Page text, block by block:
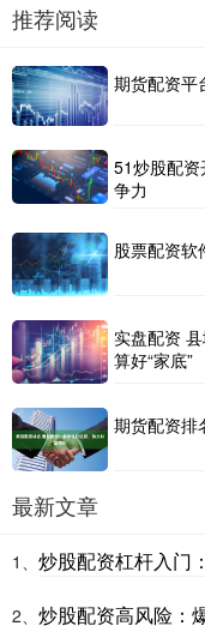
推荐阅读
期货配资平
51炒股配
争力
股票配资软
实盘配资
算好“家底”
期货配资排
最新文章
1、 炒股配资杠杆入门
2、 炒股配资高风险：